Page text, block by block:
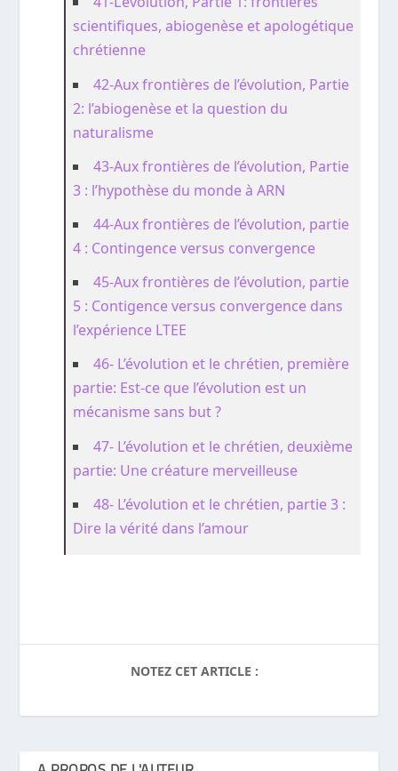
scientifiques, abiogenèse et apologétique
chrétienne
42-Aux frontières de l’évolution, Partie
2: l’abiogenèse et la question du
naturalisme
43-Aux frontières de l’évolution, Partie
3 : l’hypothèse du monde à ARN
44-Aux frontières de l’évolution, partie
4 : Contingence versus convergence
45-Aux frontières de l’évolution, partie
5 : Contigence versus convergence dans
l’expérience LTEE
46- L’évolution et le chrétien, première
partie: Est-ce que l’évolution est un
mécanisme sans but ?
47- L’évolution et le chrétien, deuxième
partie: Une créature merveilleuse
48- L’évolution et le chrétien, partie 3 :
Dire la vérité dans l’amour
NOTEZ CET ARTICLE :